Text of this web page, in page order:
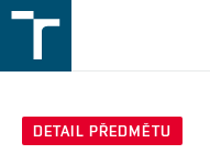
v
DETAIL PŘEDMĚTU